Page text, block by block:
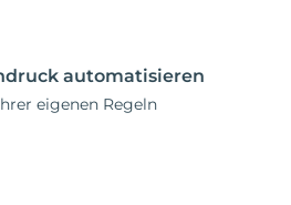
automatisieren
eigenen Regeln